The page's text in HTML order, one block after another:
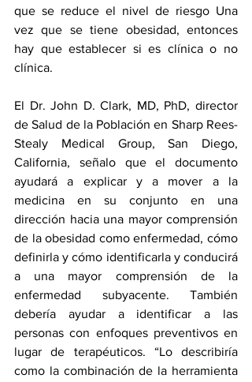
que se reduce el nivel de riesgo Una
vez que se tiene obesidad, entonces
hay que establecer si es clínica o no
clínica.
El Dr. John D. Clark, MD, PhD, director
de Salud de la Población en Sharp Rees-
Stealy Medical Group, San Diego,
California, señalo que el documento
ayudará a explicar y a mover a la
medicina en su conjunto en una
dirección hacia una mayor comprensión
de la obesidad como enfermedad, cómo
definirla y cómo identificarla y conducirá
a una mayor comprensión de la
enfermedad subyacente. También
debería ayudar a identificar a las
personas con enfoques preventivos en
lugar de terapéuticos. “Lo describiría
como la combinación de la herramienta